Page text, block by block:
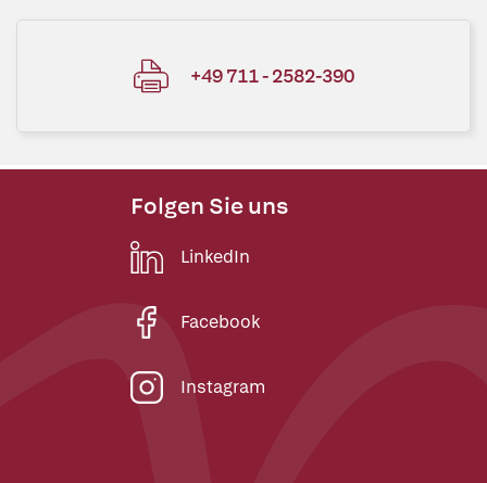
+49 711 - 2582-390
Folgen Sie uns
LinkedIn
Facebook
Instagram